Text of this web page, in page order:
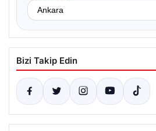
Bizi Takip Edin